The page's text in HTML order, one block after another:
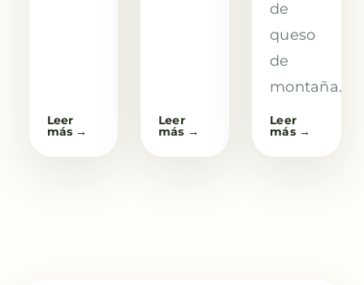
Leer
más →
Leer
más →
de
queso
de
montaña.
Leer
más →